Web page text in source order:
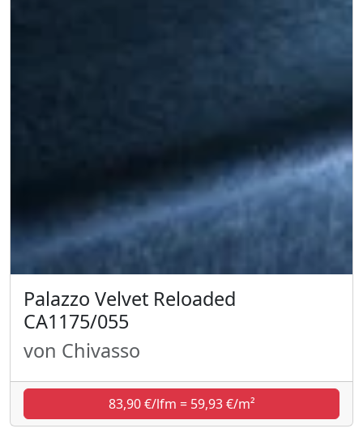
Palazzo Velvet Reloaded
CA1175/055
von Chivasso
83,90 €/lfm = 59,93 €/m²